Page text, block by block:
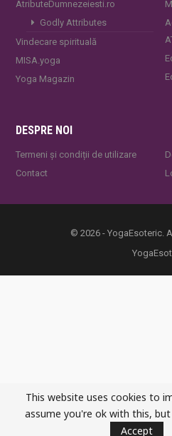
AtributeDumnezeiesti.ro
Godly Attributes
Vindecare spirituală
MISA.yoga
Yoga Magazin
DESPRE NOI
Termeni și condiții de utilizare
Contact
© 2026 - YogaEsoteric.
This website uses cookies to
assume you're ok with this,
Accept